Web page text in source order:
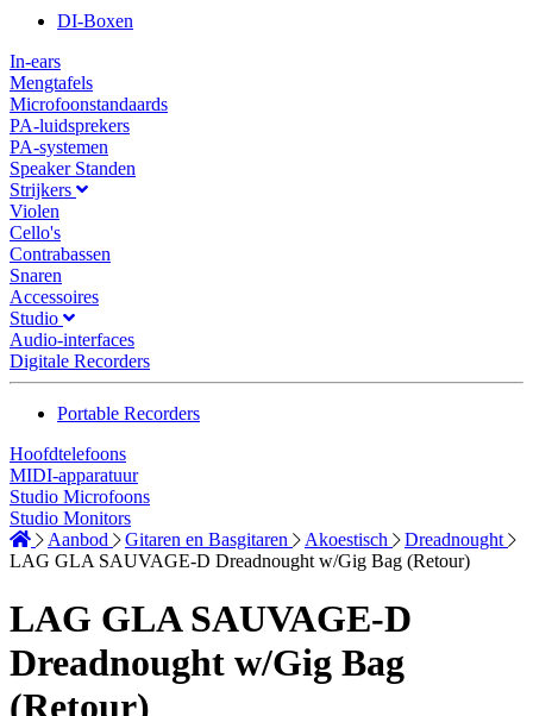
DI-Boxen
In-ears
Mengtafels
Microfoonstandaards
PA-luidsprekers
PA-systemen
Speaker Standen
Strijkers
Violen
Cello's
Contrabassen
Snaren
Accessoires
Studio
Audio-interfaces
Digitale Recorders
Portable Recorders
Hoofdtelefoons
MIDI-apparatuur
Studio Microfoons
Studio Monitors
Aanbod
Gitaren en Basgitaren Akoestisch
Dreadnought
LAG GLA SAUVAGE-D Dreadnought w/Gig Bag (Retour)
LAG GLA SAUVAGE-D
Dreadnought w/Gig Bag
(Retour)